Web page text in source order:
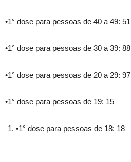
•1° dose para pessoas de 40 a 49: 51
•1° dose para pessoas de 30 a 39: 88
•1° dose para pessoas de 20 a 29: 97
•1° dose para pessoas de 19: 15
•1° dose para pessoas de 18: 18